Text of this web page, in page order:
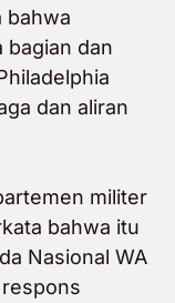
bahwa
bagian dan
dan aliran
militer
bahwa itu
Nasional WA